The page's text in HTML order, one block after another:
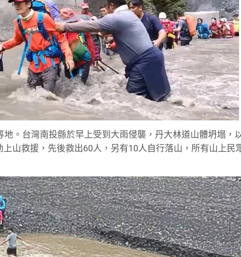
。台灣南投縣於早上受到大雨侵襲，丹大林道山體坍塌，
山救援，先後救出60人，另有10人自行落山，所有山上民